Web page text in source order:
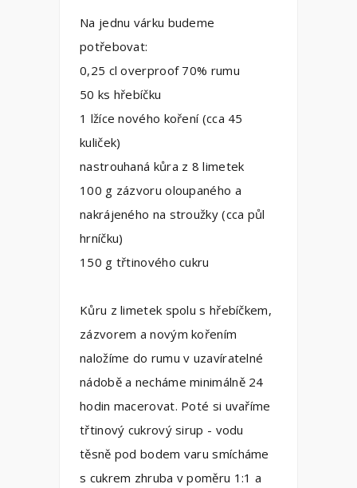
Na jednu várku budeme
potřebovat:
0,25 cl overproof 70% rumu
50 ks hřebíčku
1 lžíce nového koření (cca 45
kuliček)
nastrouhaná kůra z 8 limetek
100 g zázvoru oloupaného a
nakrájeného na stroužky (cca půl
hrníčku)
150 g třtinového cukru
Kůru z limetek spolu s hřebíčkem,
zázvorem a novým kořením
naložíme do rumu v uzavíratelné
nádobě a necháme minimálně 24
hodin macerovat. Poté si uvaříme
třtinový cukrový sirup - vodu
těsně pod bodem varu smícháme
s cukrem zhruba v poměru 1:1 a